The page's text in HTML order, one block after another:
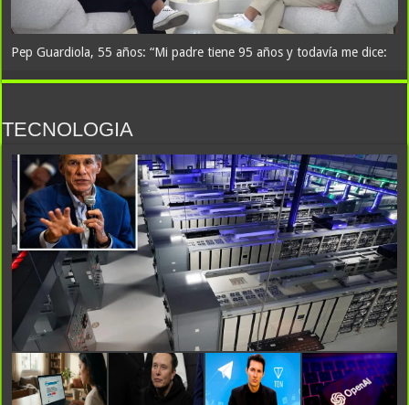
Pep Guardiola, 55 años: “Mi padre tiene 95 años y todavía me dice:
La noche de furia de Neymar: provocó al público rival tras la
clasificación del Santos, casi se agarra a piñas y el presidente rival lo
llamó «vagabundo»
TECNOLOGIA